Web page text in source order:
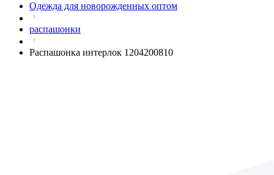
Одежда для новорожденных оптом
распашонки
Распашонка интерлок 1204200810